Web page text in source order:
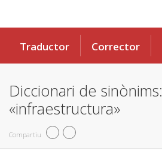
Traductor Corrector
Diccionari de sinònims:
«infraestructura»
Compartiu